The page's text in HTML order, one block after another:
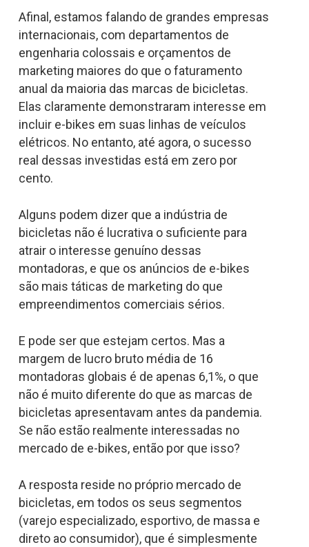
Afinal, estamos falando de grandes empresas
internacionais, com departamentos de
engenharia colossais e orçamentos de
marketing maiores do que o faturamento
anual da maioria das marcas de bicicletas.
Elas claramente demonstraram interesse em
incluir e-bikes em suas linhas de veículos
elétricos. No entanto, até agora, o sucesso
real dessas investidas está em zero por
cento.
Alguns podem dizer que a indústria de
bicicletas não é lucrativa o suficiente para
atrair o interesse genuíno dessas
montadoras, e que os anúncios de e-bikes
são mais táticas de marketing do que
empreendimentos comerciais sérios.
E pode ser que estejam certos. Mas a
margem de lucro bruto média de 16
montadoras globais é de apenas 6,1%, o que
não é muito diferente do que as marcas de
bicicletas apresentavam antes da pandemia.
Se não estão realmente interessadas no
mercado de e-bikes, então por que isso?
A resposta reside no próprio mercado de
bicicletas, em todos os seus segmentos
(varejo especializado, esportivo, de massa e
direto ao consumidor), que é simplesmente